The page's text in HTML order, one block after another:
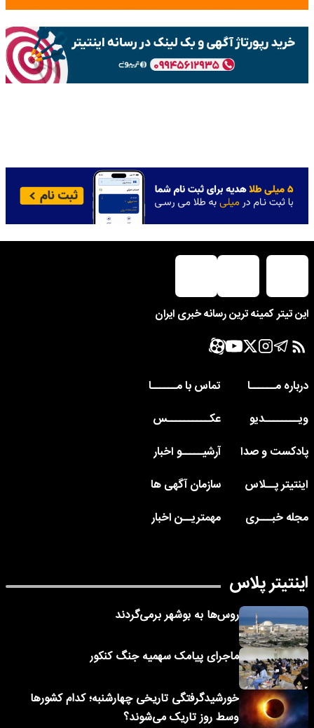
این تیتر کمینه ترین رسانه خبری ایران
درباره مــــــا
تماس با مــــــا
ویــــــــدیو
عکــــــــــس
پادکست و صدا
آرشیـــــو اخبار
اینتیتر پــلاس
سازمان آگهی ها
مجله خبـــری
مهمتریــن اخبار
اینتیتر پلاس
روس‌ها به بوشهر برمی‌گردند
ماجرای پیامک‌ سهمیه جنگ کنکور
خورشیدگرفتگی تاریخی چهارشنبه؛ کدام کشورها
وسط روز تاریک می‌شوند؟